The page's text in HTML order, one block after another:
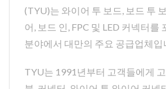
(TYU)는 와이어 투 보드, 보드 투
어, 보드 인, FPC 및 LED 커넥터를
분야에서 대만의 주요 공급업체입
TYU는 1991년부터 고객들에게